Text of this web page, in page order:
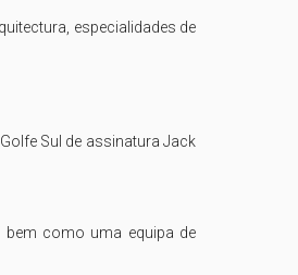
especialidades de
Sul de assinatura Jack
bem como uma equipa de